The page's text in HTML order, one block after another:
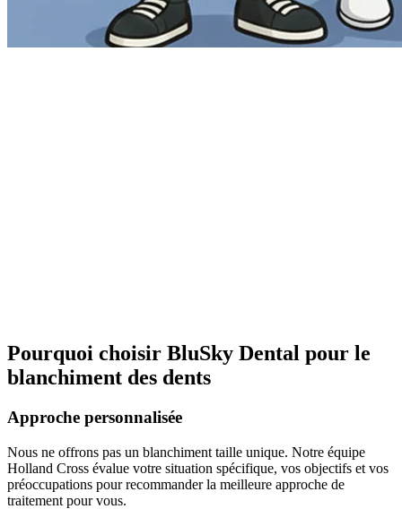
Pourquoi choisir BluSky Dental pour le
blanchiment des dents
Approche personnalisée
Nous ne offrons pas un blanchiment taille unique. Notre équipe
Holland Cross évalue votre situation spécifique, vos objectifs et vos
préoccupations pour recommander la meilleure approche de
traitement pour vous.